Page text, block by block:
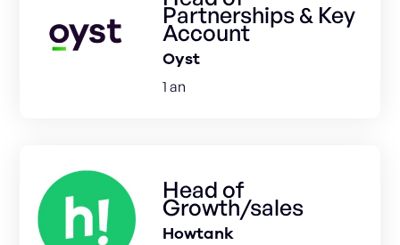
Partnerships & Key
Account
Oyst
1 an
Head of
Growth/sales
Howtank